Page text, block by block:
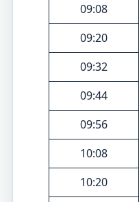
09:08
09:20
09:32
09:44
09:56
10:08
10:20